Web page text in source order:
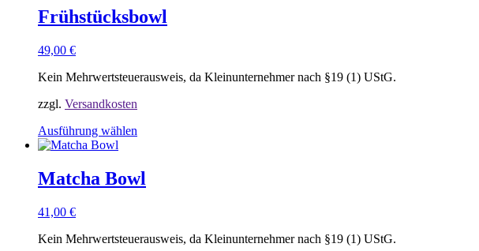
weist
mehrere
auf.
Optionen
auf
der
Produktseite
gewählt
Frühstücksbowl
49,00 €
Kein Mehrwertsteuerausweis, da Kleinunternehmer nach §19 (1) UStG.
zzgl. Versandkosten
Ausführung wählen
Dieses
weist
mehrere
auf.
Optionen
Matcha Bowl
41,00 €
Kein Mehrwertsteuerausweis, da Kleinunternehmer nach §19 (1) UStG.